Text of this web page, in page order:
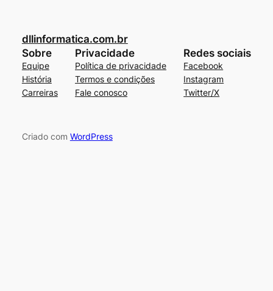
dllinformatica.com.br
Sobre
Equipe
História
Carreiras
Privacidade
Política de privacidade
Termos e condições
Fale conosco
Redes sociais
Facebook
Instagram
Twitter/X
Criado com WordPress